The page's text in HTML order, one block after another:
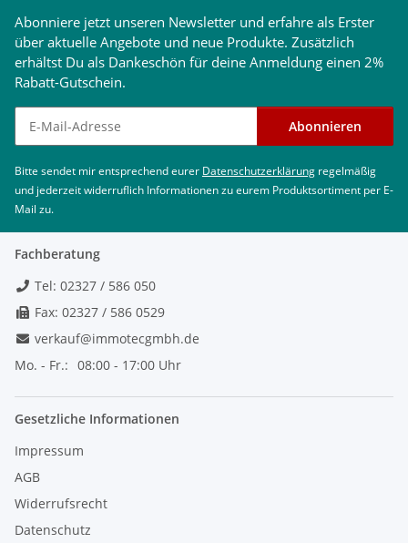
Abonniere jetzt unseren Newsletter und erfahre als Erster
über aktuelle Angebote und neue Produkte. Zusätzlich
erhältst Du als Dankeschön für deine Anmeldung einen 2%
Rabatt-Gutschein.
Newsletter abonnieren Abonnieren
Bitte sendet mir entsprechend eurer Datenschutzerklärung regelmäßig
und jederzeit widerruflich Informationen zu eurem Produktsortiment per E-
Mail zu.
Fachberatung
Tel: 02327 / 586 050
Fax: 02327 / 586 0529
verkauf@immotecgmbh.de
Mo. - Fr.: 08:00 - 17:00 Uhr
Gesetzliche Informationen
Impressum
AGB
Widerrufsrecht
Datenschutz